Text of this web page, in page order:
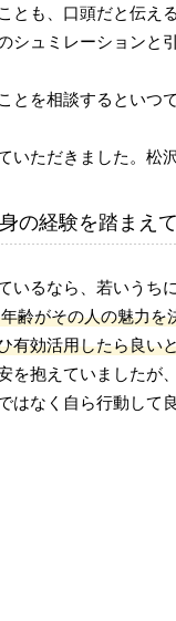
とも、口頭だと伝え
シュミレーションと
とを相談するといつ
いただきました。松
の経験を踏まえ
いるなら、若いうち
齢がその人の魅力
有効活用したら良い
を抱えていましたが
はなく自ら行動して